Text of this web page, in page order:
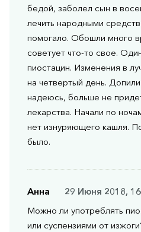
бедой, заболел сын в
лечить народными
помогало. Обошли много
советует что-то свое.
пиостацин. Изменения в
на четвертый день.
надеюсь, больше не
лекарства. Начали по
нет изнуряющего кашля.
было.
Анна
29 Июня 2018,
Можно ли употреблять
или суспензиями от